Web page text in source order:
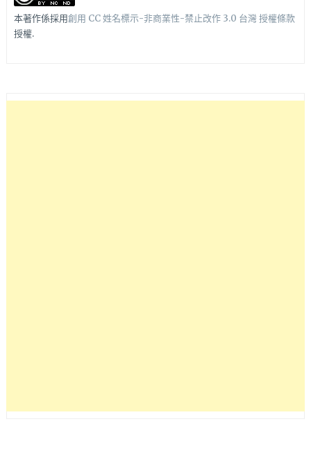
本著作係採用創用 CC 姓名標示-非商業性-禁止改作 3.0 台灣 授權條款
授權.